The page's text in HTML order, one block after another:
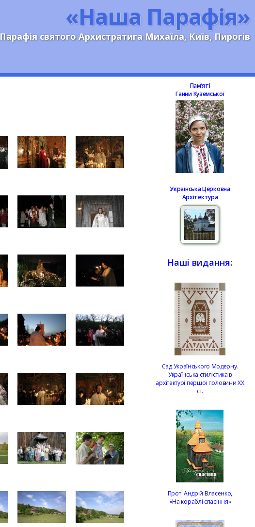
«Наша Парафія»
Парафія святого Архистратига Михаїла, Київ, Пирогів
Памʼяті
Ганни Куземської
Українська Церковна
Архітектура
Наші видання:
Сад Українського Модерну.
Українська стилістика в
архітектурі першої половини ХХ
ст.
Прот. Андрій Власенко,
«На кораблі спасіння»